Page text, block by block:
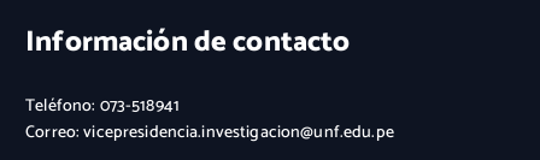
Información de contacto
Teléfono: 073-518941
Correo: vicepresidencia.investigacion@unf.edu.pe